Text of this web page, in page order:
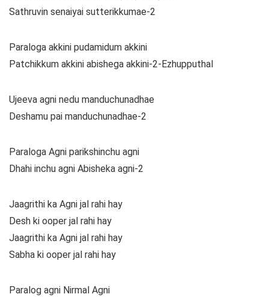
Sathruvin senaiyai sutterikkumae-2
Paraloga akkini pudamidum akkini
Patchikkum akkini abishega akkini-2-Ezhupputhal
Ujeeva agni nedu manduchunadhae
Deshamu pai manduchunadhae-2
Paraloga Agni parikshinchu agni
Dhahi inchu agni Abisheka agni-2
Jaagrithi ka Agni jal rahi hay
Desh ki ooper jal rahi hay
Jaagrithi ka Agni jal rahi hay
Sabha ki ooper jal rahi hay
Paralog agni Nirmal Agni